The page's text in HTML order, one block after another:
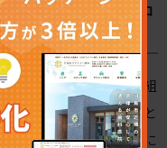
示させるための「ロ
）×キーワード」の組
対策」と呼ばれること
）」を特定のエリアに